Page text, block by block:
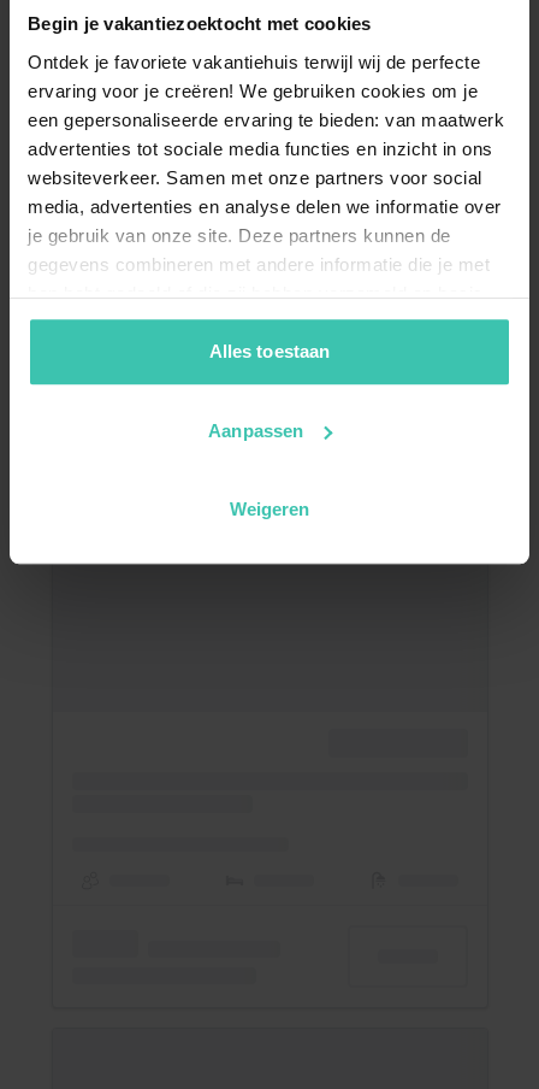
Begin je vakantiezoektocht met cookies
Ontdek je favoriete vakantiehuis terwijl wij de perfecte
ervaring voor je creëren! We gebruiken cookies om je
een gepersonaliseerde ervaring te bieden: van maatwerk
advertenties tot sociale media functies en inzicht in ons
websiteverkeer. Samen met onze partners voor social
media, advertenties en analyse delen we informatie over
je gebruik van onze site. Deze partners kunnen de
gegevens combineren met andere informatie die je met
hen hebt gedeeld of die zij hebben verzameld op basis
van je gebruik van hun diensten. Zo zorgen we ervoor dat
jouw vakantiezoektocht soepel en op maat verloopt!
Alles toestaan
Aanpassen
Weigeren